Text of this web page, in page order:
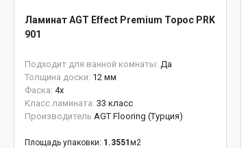
Ламинат AGT Effect Premium Торос PRK
901
Подходит для ванной комнаты: Да
Толщина доски: 12 мм
Фаска: 4x
Класс ламината: 33 класс
Производитель AGT Flooring (Турция)
Площадь упаковки: 1.3551 м2